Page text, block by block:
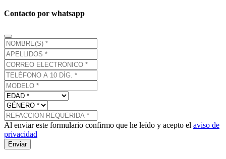
Contacto por whatsapp
Al enviar este formulario confirmo que he leído y acepto el aviso de
privacidad
Enviar